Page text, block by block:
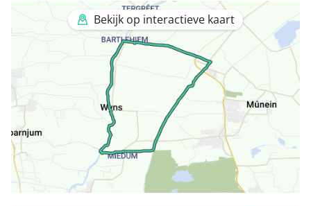
Bekijk op interactieve kaart